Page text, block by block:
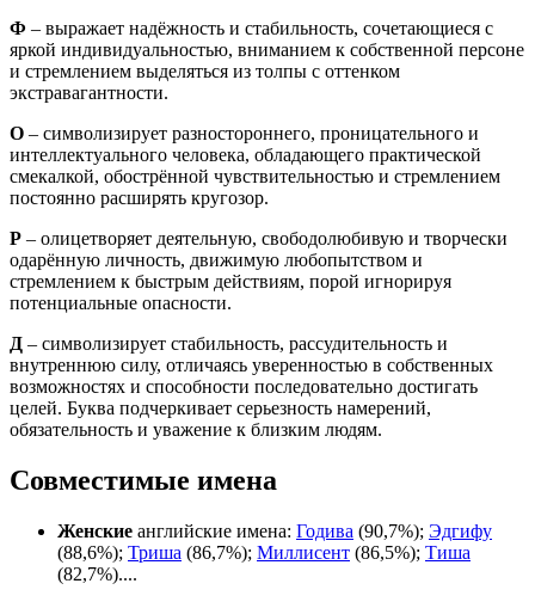
Ф – выражает надёжность и стабильность, сочетающиеся с
яркой индивидуальностью, вниманием к собственной персоне
и стремлением выделяться из толпы с оттенком
экстравагантности.
О – символизирует разностороннего, проницательного и
интеллектуального человека, обладающего практической
смекалкой, обострённой чувствительностью и стремлением
постоянно расширять кругозор.
Р – олицетворяет деятельную, свободолюбивую и творчески
одарённую личность, движимую любопытством и
стремлением к быстрым действиям, порой игнорируя
потенциальные опасности.
Д – символизирует стабильность, рассудительность и
внутреннюю силу, отличаясь уверенностью в собственных
возможностях и способности последовательно достигать
целей. Буква подчеркивает серьезность намерений,
обязательность и уважение к близким людям.
Совместимые имена
Женские английские имена: Годива (90,7%); Эдгифу
(88,6%); Триша (86,7%); Миллисент (86,5%); Тиша
(82,7%)....